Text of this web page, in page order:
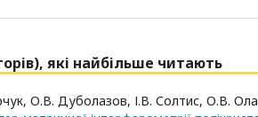
які найбільше читають
О.В. Дуболазов, І.В. Солтис, О.В.